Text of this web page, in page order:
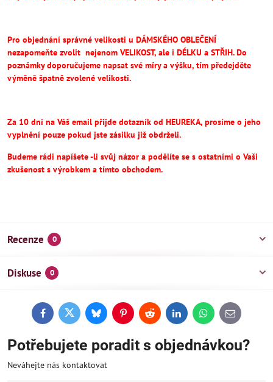
Pro objednání správné velikosti u DÁMSKÉHO OBLEČENÍ
nezapomeňte zvolit nejenom VELIKOST, ale i DÉLKU a STŘIH.Do
poznámky doporučujeme napsat své míry a výšku, tím předejděte
výměně špatně zvolené velikosti.
Za 10 dní na Váš email přijde dotazník od HEUREKA, prosíme o jeho
vyplnění pouze pokud jste zásilku již obdrželi.
Budeme rádi napíšete -li svůj názor a podělíte se s ostatními o Vaši
zkušenost s výrobkem a tímto obchodem.
Recenze 0
Diskuse 0
FacebookTwitterBlueskyPinterestReddit LinkedInWhatsApp
E-
mail
Potřebujete poradit s objednávkou?
Neváhejte nás kontaktovat